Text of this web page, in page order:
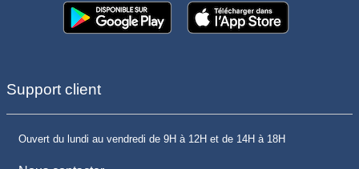
Support client
Ouvert du lundi au vendredi de 9H à 12H et de 14H à 18H